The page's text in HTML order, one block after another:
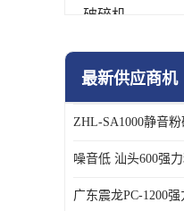
破碎机
强力粉碎机
最新供应商机